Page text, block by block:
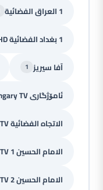
1 العراق الفضائية
1 بغداد الفضائية One Baghdad HD
آفا سيريز 1
ئامۆژگاری Amozhgary TV
الاتجاه الفضائية Al-Etejah TV
الامام الحسين Imam Hussein TV 1
الامام الحسين Imam Hussein TV 2